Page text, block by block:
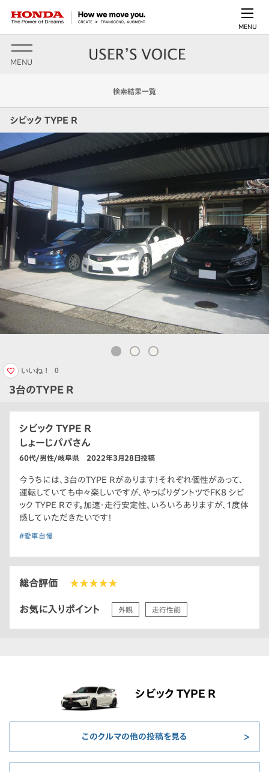
MENU
MENU
検索結果一覧
シビック TYPE R
3台のTYPE R
いいね！ 0
シビック TYPE R
しょーじパパさん
60代/男性/岐阜県 2022年3月28日投稿
今うちには、3台のTYPE Rがあります！それぞれ個性があって、
運転していても中々楽しいですが、やっぱりダントツでFK8 シビ
ック TYPE Rです。加速・走行安定性、いろいろありますが、1度体
感していただきたいです！
#愛車自慢
総合評価 ★★★★★
お気に入りポイント 外観 走行性能
シビック TYPE R
このクルマの他の投稿を見る